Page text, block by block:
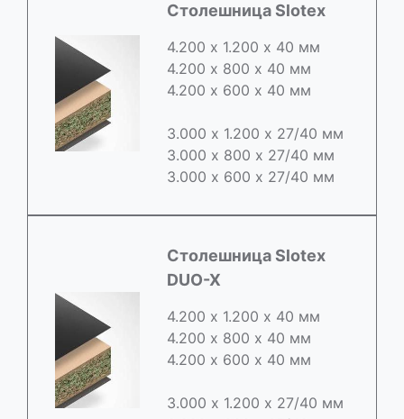
Столешница Slotex
4.200 х 1.200 х 40 мм
4.200 х 800 х 40 мм
4.200 х 600 х 40 мм
3.000 х 1.200 х 27/40 мм
3.000 х 800 х 27/40 мм
3.000 х 600 х 27/40 мм
Cтолешница Slotex
DUO-X
4.200 х 1.200 х 40 мм
4.200 х 800 х 40 мм
4.200 х 600 х 40 мм
3.000 х 1.200 х 27/40 мм